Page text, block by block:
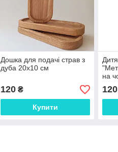
Дошка для подачі страв з
дуба 20х10 см
120₴
Купити
на
120